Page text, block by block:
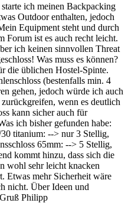
ich meinen Backpacking
Outdoor enthalten, jedoch
Equipment steht und durch
Forum ist es auch recht leicht.
ich keinen sinnvollen Threat
Was muss es können?
die üblichen Hostel-Spinte.
(bestenfalls min. 4
gehen, jedoch würde ich auch
wenn es deutlich
kann sicher auch für
ich bisher gefunden habe:
titanium: --> nur 3 Stellig,
65mm: --> 5 Stellig,
kommt hinzu, dass sich die
wohl sehr leicht knacken
Etwas mehr Sicherheit wäre
nicht. Über Ideen und
Philipp